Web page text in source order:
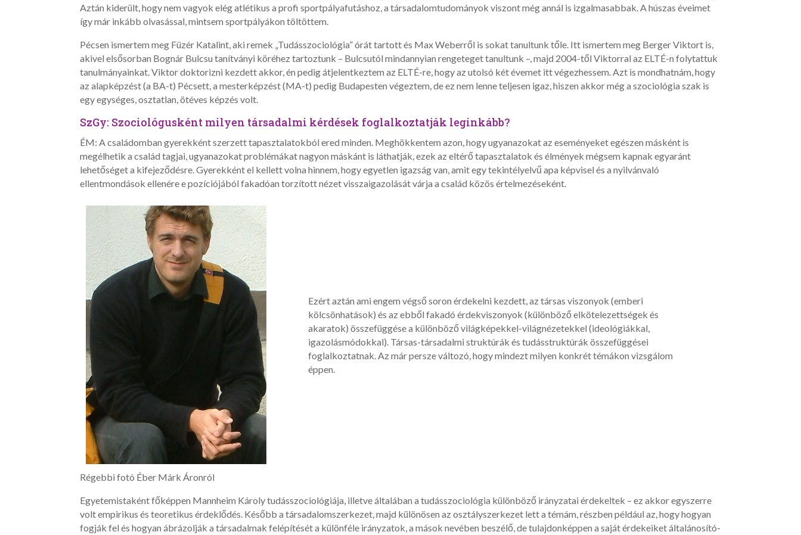
Aztán kiderült, hogy nem vagyok elég atlétikus a profi sportpályafutáshoz, a társadalomtudományok viszont még annál is izgalmasabbak. A húszas éveimet
így már inkább olvasással, mintsem sportpályákon töltöttem.
Pécsen ismertem meg Füzér Katalint, aki remek „Tudásszociológia” órát tartott és Max Weberről is sokat tanultunk tőle. Itt ismertem meg Berger Viktort is,
akivel elsősorban Bognár Bulcsu tanítványi köréhez tartoztunk – Bulcsutól mindannyian rengeteget tanultunk –, majd 2004-től Viktorral az ELTÉ-n folytattuk
tanulmányainkat. Viktor doktorizni kezdett akkor, én pedig átjelentkeztem az ELTÉ-re, hogy az utolsó két évemet itt végezhessem. Azt is mondhatnám, hogy
az alapképzést (a BA-t) Pécsett, a mesterképzést (MA-t) pedig Budapesten végeztem, de ez nem lenne teljesen igaz, hiszen akkor még a szociológia szak is
egy egységes, osztatlan, ötéves képzés volt.
SzGy: Szociológusként milyen társadalmi kérdések foglalkoztatják leginkább?
ÉM: A családomban gyerekként szerzett tapasztalatokból ered minden. Meghökkentem azon, hogy ugyanazokat az eseményeket egészen másként is
megélhetik a család tagjai, ugyanazokat problémákat nagyon máskánt is láthatják, ezek az eltérő tapasztalatok és élmények mégsem kapnak egyaránt
lehetőséget a kifejeződésre. Gyerekként el kellett volna hinnem, hogy egyetlen igazság van, amit egy tekintélyelvű apa képvisel és a nyilvánvaló
ellentmondások ellenére e pozíciójából fakadóan torzított nézet visszaigazolását várja a család közös értelmezéseként.
Ezért aztán ami engem végső soron érdekelni kezdett, az társas viszonyok (emberi
kölcsönhatások) és az ebből fakadó érdekviszonyok (különböző elkötelezettségek és
akaratok) összefüggése a különböző világképekkel-világnézetekkel (ideológiákkal,
igazolásmódokkal). Társas-társadalmi struktúrák és tudásstruktúrák összefüggései
foglalkoztatnak. Az már persze változó, hogy mindezt milyen konkrét témákon vizsgálom
éppen.
Régebbi fotó Éber Márk Áronról
Egyetemistaként főképpen Mannheim Károly tudásszociológiája, illetve általában a tudásszociológia különböző irányzatai érdekeltek – ez akkor egyszerre
volt empirikus és teoretikus érdeklődés. Később a társadalomszerkezet, majd különösen az osztályszerkezet lett a témám, részben például az, hogy hogyan
fogják fel és hogyan ábrázolják a társadalmak felépítését a különféle irányzatok, a mások nevében beszélő, de tulajdonképpen a saját érdekeiket általánosító-